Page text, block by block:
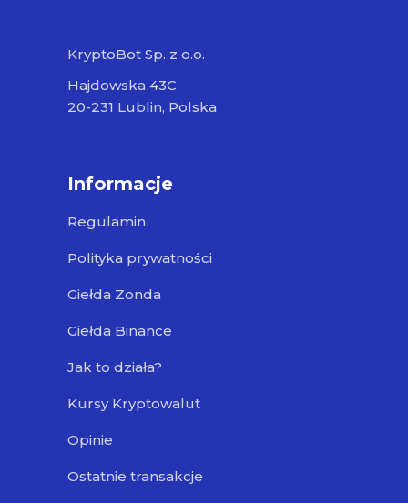
KryptoBot Sp. z o.o.
Hajdowska 43C
20-231 Lublin, Polska
Informacje
Regulamin
Polityka prywatności
Giełda Zonda
Giełda Binance
Jak to działa?
Kursy Kryptowalut
Opinie
Ostatnie transakcje